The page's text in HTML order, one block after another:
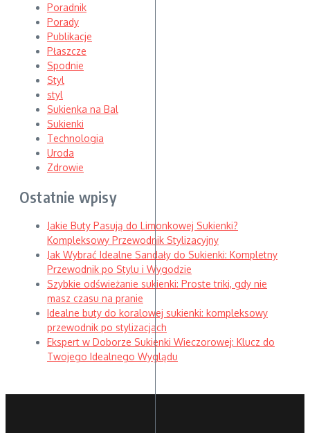
Poradnik
Porady
Publikacje
Płaszcze
Spodnie
Styl
styl
Sukienka na Bal
Sukienki
Technologia
Uroda
Zdrowie
Ostatnie wpisy
Jakie Buty Pasują do Limonkowej Sukienki?
Kompleksowy Przewodnik Stylizacyjny
Jak Wybrać Idealne Sandały do Sukienki: Kompletny
Przewodnik po Stylu i Wygodzie
Szybkie odświeżanie sukienki: Proste triki, gdy nie
masz czasu na pranie
Idealne buty do koralowej sukienki: kompleksowy
przewodnik po stylizacjach
Ekspert w Doborze Sukienki Wieczorowej: Klucz do
Twojego Idealnego Wyglądu